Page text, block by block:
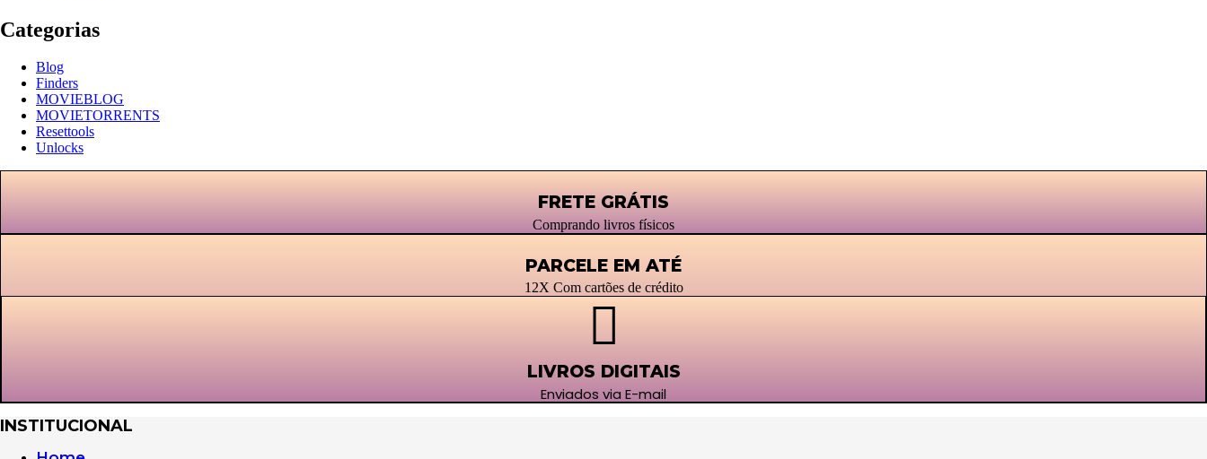
Categorias
Blog
Finders
MOVIEBLOG
MOVIETORRENTS
Resettools
Unlocks
FRETE GRÁTIS
Comprando livros físicos
PARCELE EM ATÉ
12X Com cartões de crédito
LIVROS DIGITAIS
Enviados via E-mail
INSTITUCIONAL